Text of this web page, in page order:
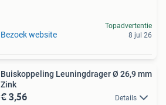
Bezoek website
Topadvertentie
8 jul 26
Buiskoppeling Leuningdrager Ø 26,9 mm
Zink
€ 3,56 Details